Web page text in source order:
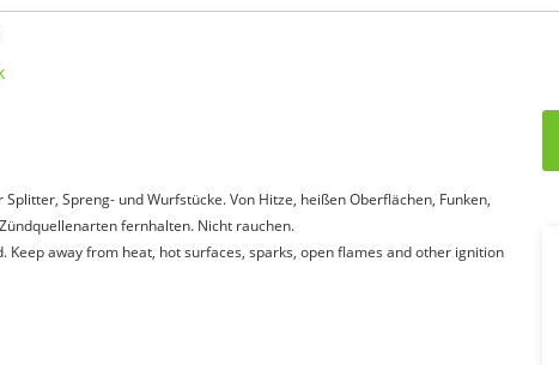
Spreng- und Wurfstücke. Von Hitze, heißen Oberflächen, Funken,
fernhalten. Nicht rauchen.
Keep away from heat, hot surfaces, sparks, open flames and other ignition